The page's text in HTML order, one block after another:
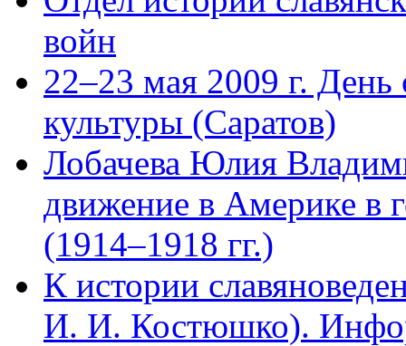
войн
22–23 мая 2009 г. День
культуры (Саратов)
Лобачева Юлия
движение в Америке в
(1914–1918 гг.)
К истории
И. И. Костюшко).